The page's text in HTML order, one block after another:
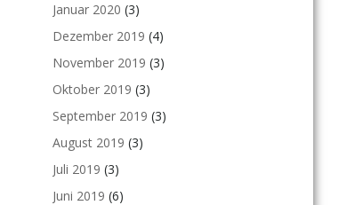
Januar 2020 (3)
Dezember 2019 (4)
November 2019 (3)
Oktober 2019 (3)
September 2019 (3)
August 2019 (3)
Juli 2019 (3)
Juni 2019 (6)